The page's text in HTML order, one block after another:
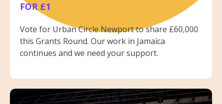
FOR £1
Vote for Urban Circle Newport to share £60,000
this Grants Round. Our work in Jamaica
continues and we need your support.